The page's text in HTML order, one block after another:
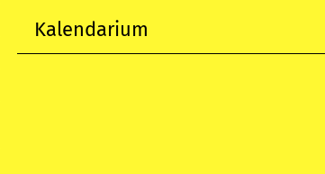
Kalendarium